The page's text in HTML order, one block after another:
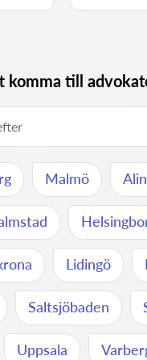
komma till
Malmö
Lidingö
Saltsjöbaden
Uppsala